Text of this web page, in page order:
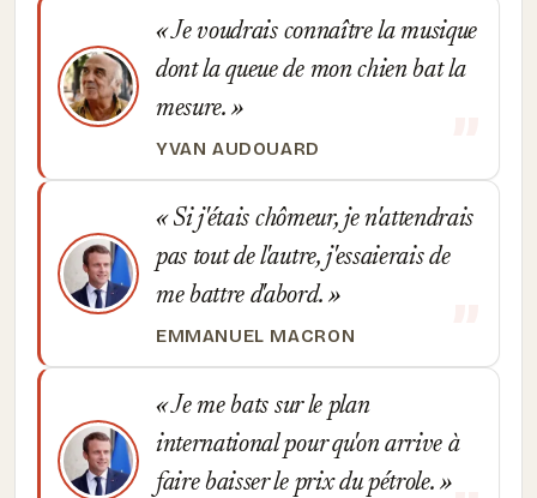
Je voudrais connaître la musique
dont la queue de mon chien bat la
mesure.
YVAN AUDOUARD
Si j'étais chômeur, je n'attendrais
pas tout de l'autre, j'essaierais de
me battre d'abord.
EMMANUEL MACRON
Je me bats sur le plan
international pour qu'on arrive à
faire baisser le prix du pétrole.